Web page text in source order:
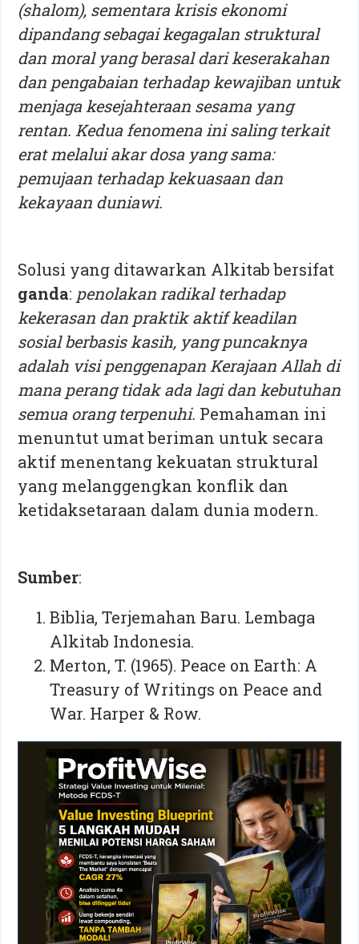
(shalom), sementara krisis ekonomi
dipandang sebagai kegagalan struktural
dan moral yang berasal dari keserakahan
dan pengabaian terhadap kewajiban untuk
menjaga kesejahteraan sesama yang
rentan. Kedua fenomena ini saling terkait
erat melalui akar dosa yang sama:
pemujaan terhadap kekuasaan dan
kekayaan duniawi.
Solusi yang ditawarkan Alkitab bersifat
ganda: penolakan radikal terhadap
kekerasan dan praktik aktif keadilan
sosial berbasis kasih, yang puncaknya
adalah visi penggenapan Kerajaan Allah di
mana perang tidak ada lagi dan kebutuhan
semua orang terpenuhi. Pemahaman ini
menuntut umat beriman untuk secara
aktif menentang kekuatan struktural
yang melanggengkan konflik dan
ketidaksetaraan dalam dunia modern.
Sumber:
Biblia, Terjemahan Baru. Lembaga
Alkitab Indonesia.
Merton, T. (1965). Peace on Earth: A
Treasury of Writings on Peace and
War. Harper & Row.